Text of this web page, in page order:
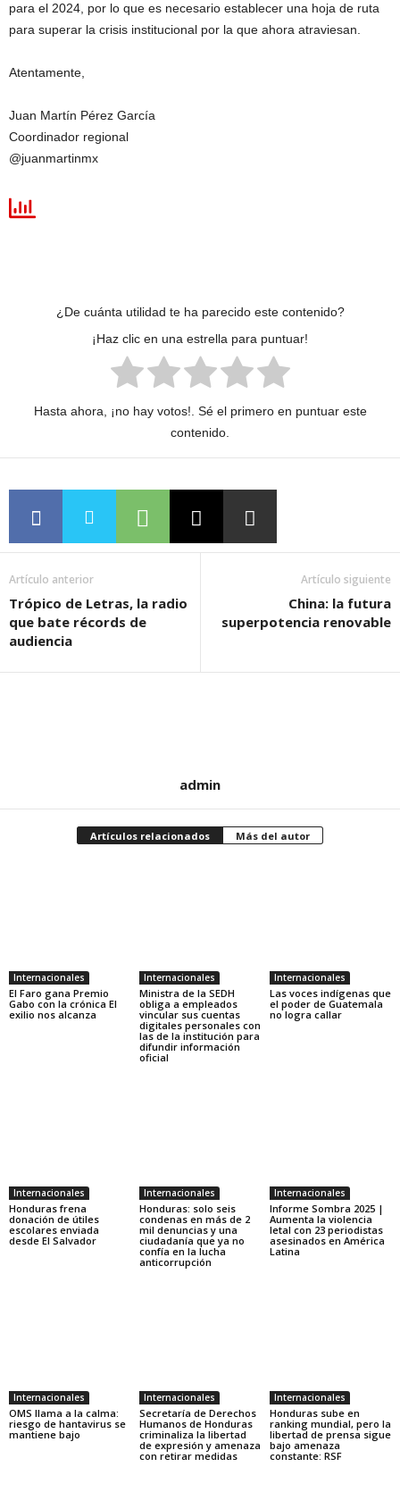
para el 2024, por lo que es necesario establecer una hoja de ruta
para superar la crisis institucional por la que ahora atraviesan.
Atentamente,
Juan Martín Pérez García
Coordinador regional
@juanmartinmx
¿De cuánta utilidad te ha parecido este contenido?
¡Haz clic en una estrella para puntuar!
Hasta ahora, ¡no hay votos!. Sé el primero en puntuar este
contenido.
Artículo anterior
Trópico de Letras, la radio
que bate récords de
audiencia
Artículo siguiente
China: la futura
superpotencia renovable
admin
Artículos relacionados Más del autor
Internacionales
El Faro gana Premio
Gabo con la crónica El
exilio nos alcanza
Internacionales
Ministra de la SEDH
obliga a empleados
vincular sus cuentas
digitales personales con
las de la institución para
difundir información
oficial
Internacionales
Las voces indígenas que
el poder de Guatemala
no logra callar
Internacionales
Honduras frena
donación de útiles
escolares enviada
desde El Salvador
Internacionales
Honduras: solo seis
condenas en más de 2
mil denuncias y una
ciudadanía que ya no
confía en la lucha
anticorrupción
Internacionales
Informe Sombra 2025 |
Aumenta la violencia
letal con 23 periodistas
asesinados en América
Latina
Internacionales
OMS llama a la calma:
riesgo de hantavirus se
mantiene bajo
Internacionales
Secretaría de Derechos
Humanos de Honduras
criminaliza la libertad
de expresión y amenaza
con retirar medidas
Internacionales
Honduras sube en
ranking mundial, pero la
libertad de prensa sigue
bajo amenaza
constante: RSF